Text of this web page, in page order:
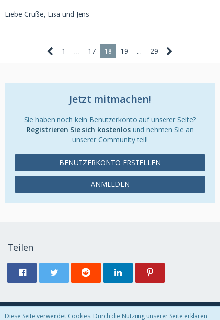
Liebe Grüße, Lisa und Jens
1 … 17 18 19 … 29
Jetzt mitmachen!
Sie haben noch kein Benutzerkonto auf unserer Seite?
Registrieren Sie sich kostenlos und nehmen Sie an
unserer Community teil!
BENUTZERKONTO ERSTELLEN
ANMELDEN
Teilen
Datenschutzerklärung Kontakt Impressum
Diese Seite verwendet Cookies. Durch die Nutzung unserer Seite erklären